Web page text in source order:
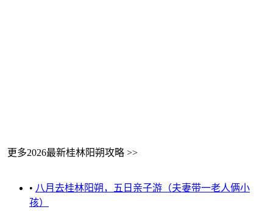
更多2026最新桂林阳朔攻略 >>
• 八月去桂林阳朔，五日亲子游（夫妻带一老人俩小
孩）